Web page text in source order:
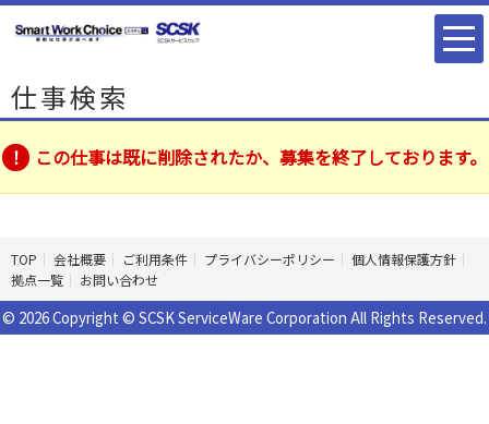
仕事検索
この仕事は既に削除されたか、募集を終了しております。
TOP 会社概要 ご利用条件 プライバシーポリシー
個人情報保護方針
拠点一覧
お問い合わせ
© 2026 Copyright © SCSK ServiceWare Corporation All Rights Reserved.